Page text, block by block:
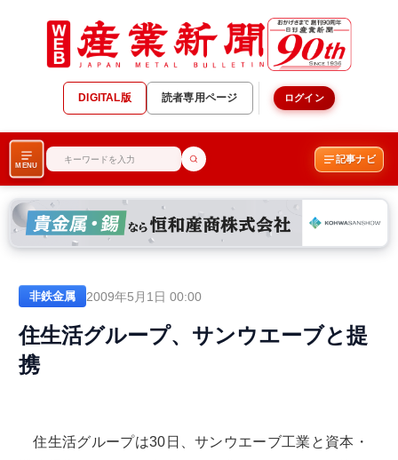
DIGITAL版 読者専用ページ ログイン
MENU
記事ナビ
非鉄金属 2009年5月1日 00:00
住生活グループ、サンウエーブと提
携
住生活グループは30日、サンウエーブ工業と資本・